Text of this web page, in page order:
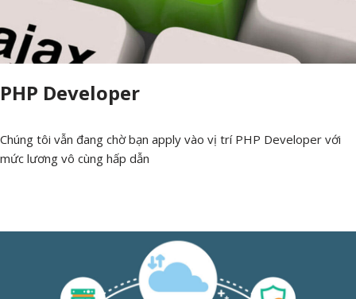
PHP Developer
Chúng tôi vẫn đang chờ bạn apply vào vị trí PHP Developer với
mức lương vô cùng hấp dẫn